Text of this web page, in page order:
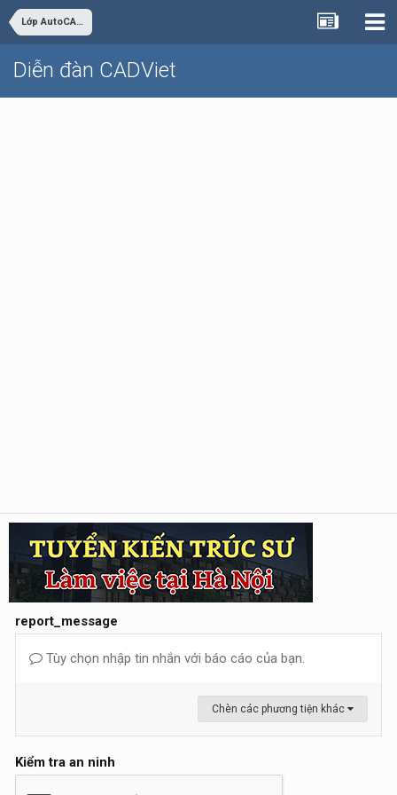
Lớp AutoCAD Cơ bản trực tuyến
Diễn đàn CADViet
report_message
Tùy chọn nhập tin nhắn với báo cáo của bạn.
Chèn các phương tiện khác
Kiểm tra an ninh